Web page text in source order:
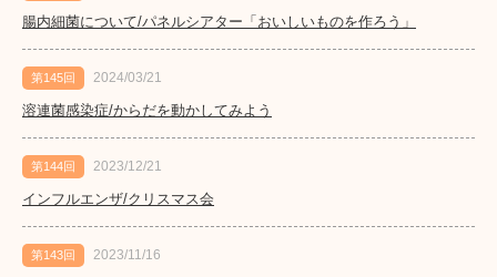
腸内細菌について/パネルシアター「おいしいものを作ろう」
第145回 2024/03/21
溶連菌感染症/からだを動かしてみよう
第144回 2023/12/21
インフルエンザ/クリスマス会
第143回 2023/11/16